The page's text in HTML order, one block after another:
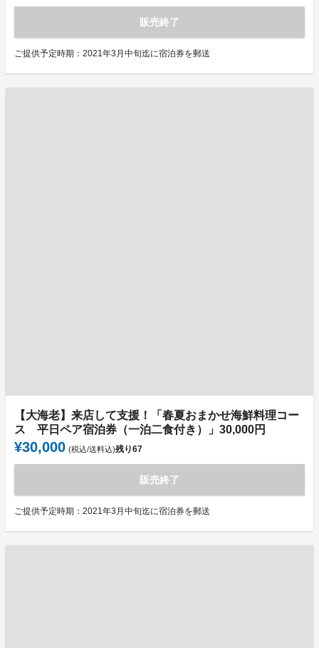
販売終了
ご提供予定時期：2021年3月中旬迄に宿泊券を郵送
【大海老】来店して支援！「春夏おまかせ海鮮料理コー
ス 平日ペア宿泊券（一泊二食付き）」30,000円
¥30,000 (税込/送料込)残り67
販売終了
ご提供予定時期：2021年3月中旬迄に宿泊券を郵送